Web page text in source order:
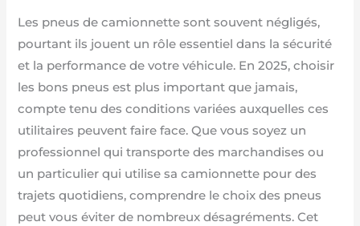
Les pneus de camionnette sont souvent négligés,
pourtant ils jouent un rôle essentiel dans la sécurité
et la performance de votre véhicule. En 2025, choisir
les bons pneus est plus important que jamais,
compte tenu des conditions variées auxquelles ces
utilitaires peuvent faire face. Que vous soyez un
professionnel qui transporte des marchandises ou
un particulier qui utilise sa camionnette pour des
trajets quotidiens, comprendre le choix des pneus
peut vous éviter de nombreux désagréments. Cet